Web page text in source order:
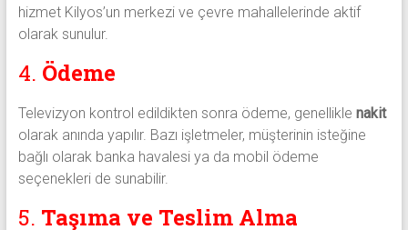
hizmet Kilyos’un merkezi ve çevre mahallelerinde aktif
olarak sunulur.
4. Ödeme
Televizyon kontrol edildikten sonra ödeme, genellikle nakit
olarak anında yapılır. Bazı işletmeler, müşterinin isteğine
bağlı olarak banka havalesi ya da mobil ödeme
seçenekleri de sunabilir.
5. Taşıma ve Teslim Alma